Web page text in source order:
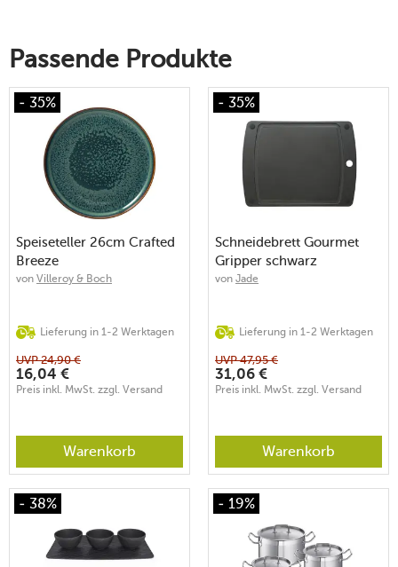
Passende Produkte
- 35%
Speiseteller 26cm Crafted
Breeze
von Villeroy & Boch
Lieferung in 1-2 Werktagen
UVP24,90 €
16,04 €
Preis inkl. MwSt. zzgl. Versand
Warenkorb
- 35%
Schneidebrett Gourmet
Gripper schwarz
37x27,5x0,6cm
von Jade
Lieferung in 1-2 Werktagen
UVP47,95 €
31,06 €
Preis inkl. MwSt. zzgl. Versand
Warenkorb
- 38% - 19%